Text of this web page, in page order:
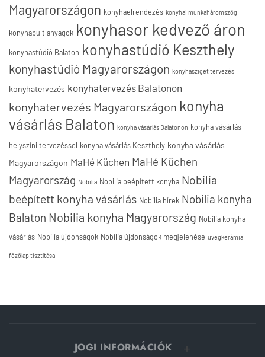
Magyarországon konyhaelrendezés konyhai munkaháromszög
konyhapult anyagok konyhasor kedvező áron
konyhastúdió Balaton konyhastúdió Keszthely
konyhastúdió Magyarországon konyhasziget tervezés
konyhatervezés konyhatervezés Balatonon
konyhatervezés Magyarországon konyha
vásárlás Balaton konyha vásárlás Balatonon konyha vásárlás
helyszíni tervezéssel konyha vásárlás Keszthely konyha vásárlás
Magyarországon MaHé Küchen MaHé Küchen
Magyarország Nobilia Nobilia beépített konyha Nobilia
beépített konyha vásárlás Nobilia hírek Nobilia konyha
Balaton Nobilia konyha Magyarország Nobilia konyha
vásárlás Nobilia újdonságok Nobilia újdonságok megjelenése üvegkerámia
főzőlap tisztítása
JOGI INFORMÁCIÓK